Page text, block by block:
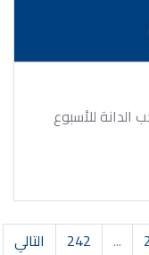
الدانة للأسبوع
...
242 التالي